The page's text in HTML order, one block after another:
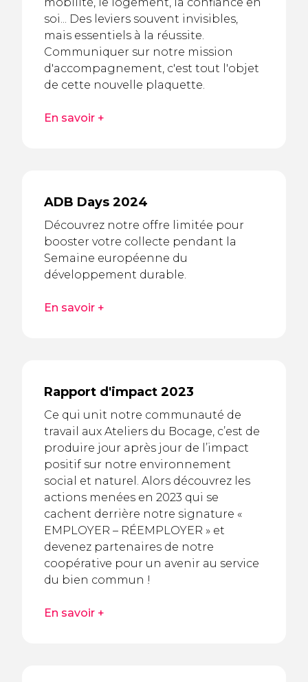
soi... Des leviers souvent invisibles,
mais essentiels à la réussite.
Communiquer sur notre mission
d'accompagnement, c'est tout l'objet
de cette nouvelle plaquette.
En savoir +
ADB Days 2024
Découvrez notre offre limitée pour
booster votre collecte pendant la
Semaine européenne du
développement durable.
En savoir +
Rapport d'impact 2023
Ce qui unit notre communauté de
travail aux Ateliers du Bocage, c’est de
produire jour après jour de l’impact
positif sur notre environnement
social et naturel. Alors découvrez les
actions menées en 2023 qui se
cachent derrière notre signature «
EMPLOYER – RÉEMPLOYER » et
devenez partenaires de notre
coopérative pour un avenir au service
du bien commun !
En savoir +